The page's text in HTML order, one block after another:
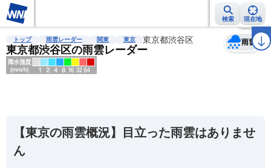
検索 現在地
雨雲レーダー 台風情報 地震情報 警報・注意報 2週間天気 ラ
トップ 雨雲レーダー 関東 東京 東京都渋谷区
東京都渋谷区の雨雲レーダー
雨雲
天気 台風
【東京の雨雲概況】目立った雨雲はありませ
ん